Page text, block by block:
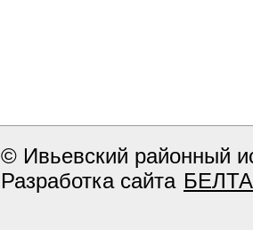
© Ивьевский районный
Разработка сайта БЕЛТА